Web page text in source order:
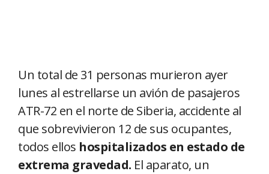
Un total de 31 personas murieron ayer
lunes al estrellarse un avión de pasajeros
ATR-72 en el norte de Siberia, accidente al
que sobrevivieron 12 de sus ocupantes,
todos ellos hospitalizados en estado de
extrema gravedad. El aparato, un